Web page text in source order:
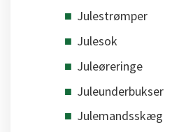
Julestrømper
Julesok
Juleøreringe
Juleunderbukser
Julemandsskæg